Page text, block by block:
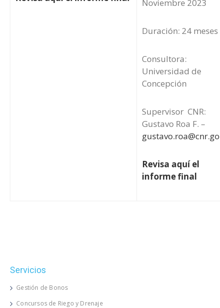
Noviembre 2023
Duración: 24 meses
Consultora:
Universidad de
Concepción
Supervisor CNR:
Gustavo Roa F. –
Revisa aquí el
informe final
Servicios
Gestión de Bonos
Concursos de Riego y Drenaje